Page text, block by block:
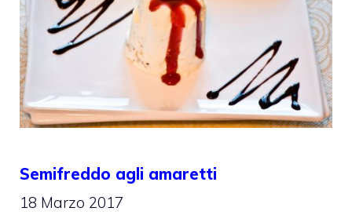
Semifreddo agli amaretti
18 Marzo 2017